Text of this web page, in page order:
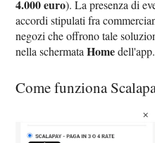
4.000 euro). La presenza di
accordi stipulati fra
negozi che offrono tale
nella schermataHomedell'app.
Come funziona